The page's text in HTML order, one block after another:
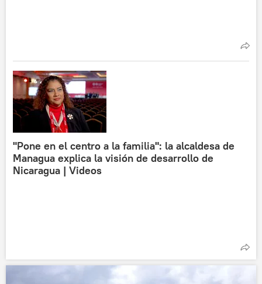
"Pone en el centro a la familia": la alcaldesa de
Managua explica la visión de desarrollo de
Nicaragua | Videos